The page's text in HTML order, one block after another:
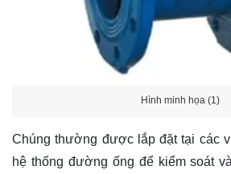
Hình minh họa (1)
Chúng thường được lắp đặt tại các
hệ thống đường ống để kiểm soát